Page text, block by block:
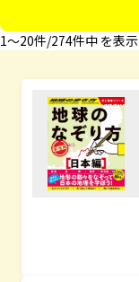
1〜20件/274件中 を表示